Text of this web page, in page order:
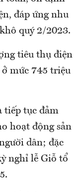
đáp ứng nhu
quý 2/2023.
tiêu thụ điện
mức 745 triệu
tiếp tục đảm
hoạt động sản
dân; đặc
nghỉ lễ Giỗ tổ